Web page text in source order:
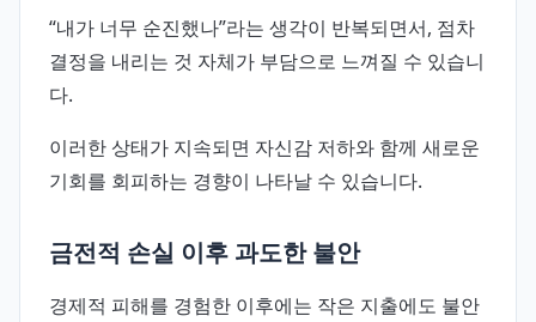
“내가 너무 순진했나”라는 생각이 반복되면서, 점차
결정을 내리는 것 자체가 부담으로 느껴질 수 있습니
다.
이러한 상태가 지속되면 자신감 저하와 함께 새로운
기회를 회피하는 경향이 나타날 수 있습니다.
금전적 손실 이후 과도한 불안
경제적 피해를 경험한 이후에는 작은 지출에도 불안